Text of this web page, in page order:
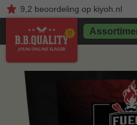
9,2 beoordelingop kiyoh.nl